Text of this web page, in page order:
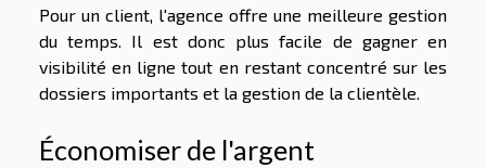
Pour un client, l'agence offre une meilleure gestion
du temps. Il est donc plus facile de gagner en
visibilité en ligne tout en restant concentré sur les
dossiers importants et la gestion de la clientèle.
Économiser de l'argent